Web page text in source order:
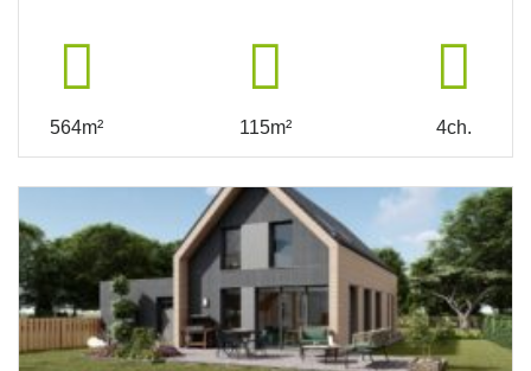
564m² 115m² 4ch.